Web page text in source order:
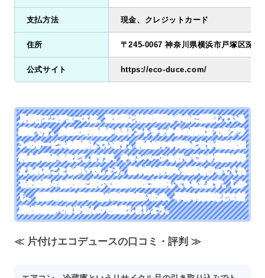
支払方法 現金、クレジットカード
住所 〒245-0067 神奈川県横浜市戸塚区深谷
公式サイト https://eco-duce.com/
片付けエコデュースは、東京都と神奈川県を中心に営業している
業者です。少量の不用品から2トントラック分の回収まで各プラ
ンのサービスを提供しています。料金はやや高めとなり各種付加
料金が掛かるなどしますが、キャンペーンも行っており費用が抑
えられることも多いでしょう。基本的な手厚い対応を行ってくれ
るため様々な状況に応じて臨機応変に対応してもらえます。しか
し、営業時間(作業時間)が比較的短いため、早朝や深夜などの対
応は依頼ができませんので注意しましょう。
≪ 片付けエコデュースの口コミ・評判 ≫